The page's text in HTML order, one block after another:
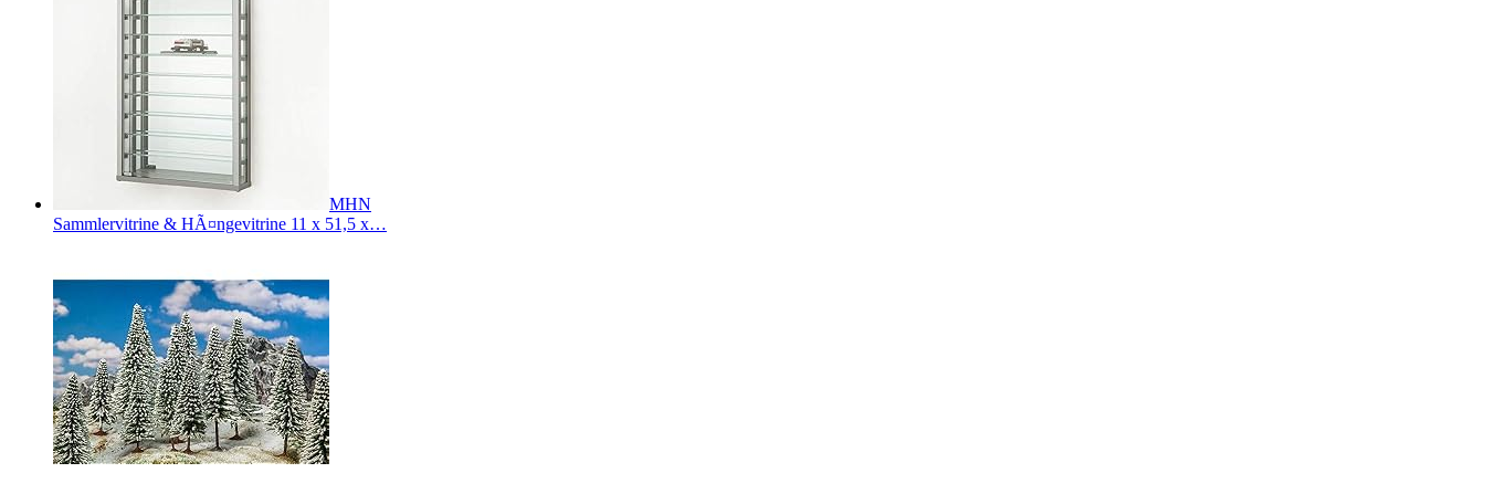
MHN
Sammlervitrine & HÃ¤ngevitrine 11 x 51,5 x…